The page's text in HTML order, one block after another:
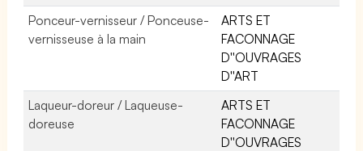
Ponceur-vernisseur / Ponceuse-
vernisseuse à la main
ARTS ET
FACONNAGE
D''OUVRAGES
D''ART
Laqueur-doreur / Laqueuse-
doreuse
ARTS ET
FACONNAGE
D''OUVRAGES